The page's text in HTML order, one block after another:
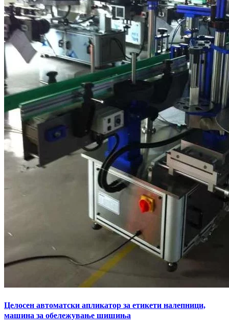
Целосен автоматски апликатор за етикети налепници,
машина за обележување шишиња